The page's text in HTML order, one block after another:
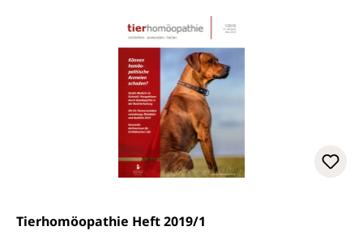
Tierhomöopathie Heft 2019/1